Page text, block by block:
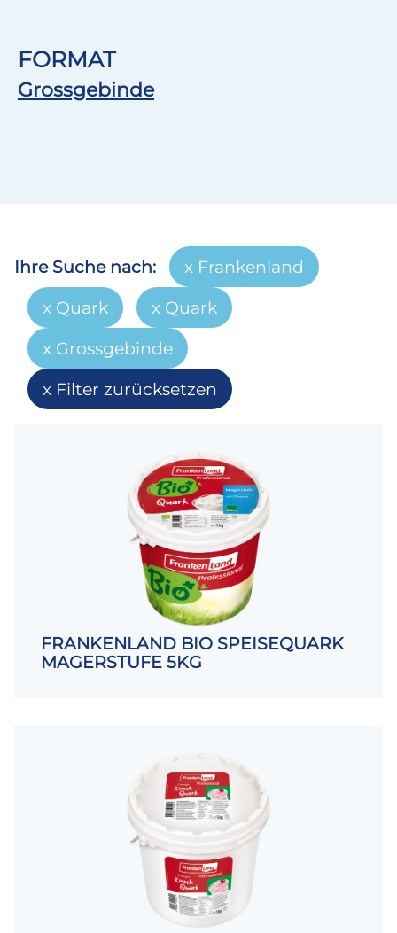
FORMAT
Grossgebinde
Ihre Suche nach:
Frankenland
Quark
Quark
Grossgebinde
Filter zurücksetzen
FRANKENLAND BIO SPEISEQUARK
MAGERSTUFE 5KG